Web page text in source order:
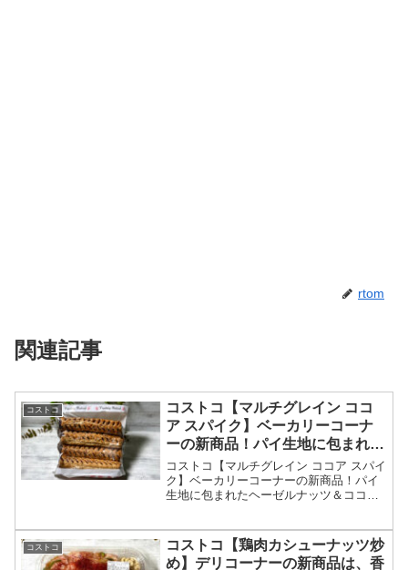
rtom
関連記事
コストコ
コストコ【マルチグレイン ココ
ア スパイク】ベーカリーコーナ
ーの新商品！パイ生地に包まれた
ヘーゼルナッツ＆ココアクリーム
が絶品！
コストコ【マルチグレイン ココア スパイ
ク】ベーカリーコーナーの新商品！パイ
生地に包まれたヘーゼルナッツ＆ココア
コストコ
コストコ【鶏肉カシューナッツ炒
め】デリコーナーの新商品は、香